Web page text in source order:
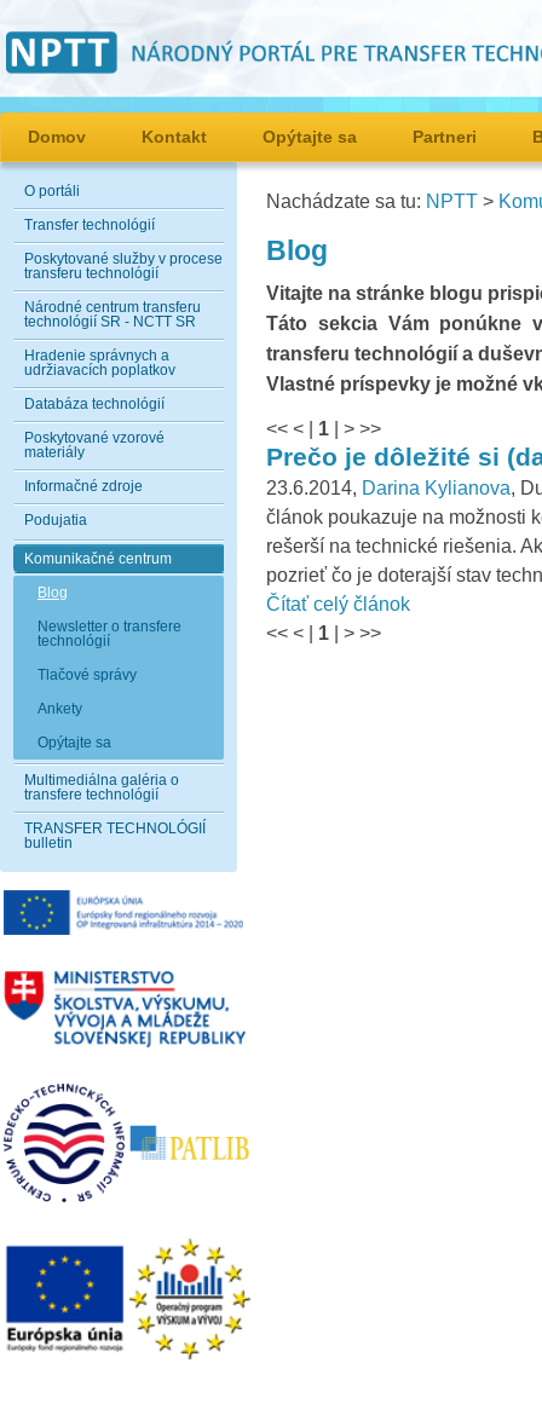
Domov Kontakt Opýtajte sa Partneri
O portáli
Transfer technológií
Poskytované služby v procese
transferu technológií
Národné centrum transferu
technológií SR - NCTT SR
Hradenie správnych a
udržiavacích poplatkov
Databáza technológií
Poskytované vzorové
materiály
Informačné zdroje
Podujatia
Komunikačné centrum
Blog
Newsletter o transfere
technológií
Tlačové správy
Ankety
Opýtajte sa
Multimediálna galéria o
transfere technológií
TRANSFER TECHNOLÓGIÍ
bulletin
Nachádzate sa tu: NPTT >
Blog
Vitajte na stránke blogu
Táto sekcia Vám ponúkne
transferu technológií a
Vlastné príspevky je možné
<< < | 1 | > >>
Prečo je dôležité si
23.6.2014, Darina Kylianova,
článok poukazuje na možnosti
rešerší na technické riešenia.
pozrieť čo je doterajší stav
Čítať celý článok
<< < | 1 | > >>